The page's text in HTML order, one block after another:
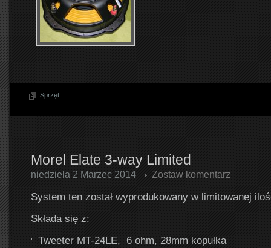
Sprzęt
Morel Elate 3-way Limited
niedziela 2 Marzec 2014 Zostaw komentarz
System ten został wyprodukowany w limitowanej
Składa się z:
Tweeter MT-24LE, 6 ohm, 28mm kopułka